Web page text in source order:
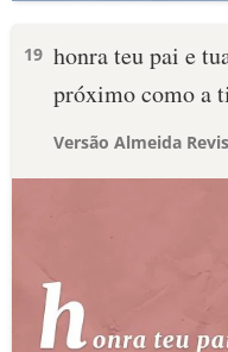
19 honra teu pai e
próximo como a
Versão Almeida